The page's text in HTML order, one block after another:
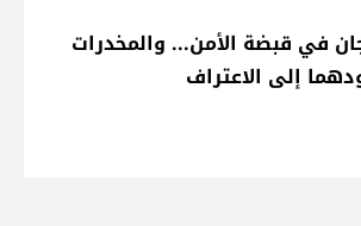
في قبضة الأمن... والمخدرات
إلى الاعتراف